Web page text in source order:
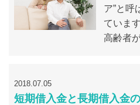
ア”と呼
ていま
高齢者
2018.07.05
短期借入金と長期借入金